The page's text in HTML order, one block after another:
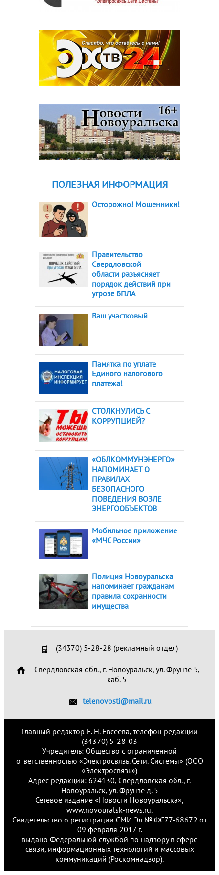
ПОЛЕЗНАЯ ИНФОРМАЦИЯ
Осторожно! Мошенники!
Правительство
Свердловской
области разъясняет
порядок действий при
угрозе БПЛА
Ваш участковый
Памятка по уплате
Единого налогового
платежа!
СТОЛКНУЛИСЬ С
КОРРУПЦИЕЙ?
«ОБЛКОММУНЭНЕРГО»
НАПОМИНАЕТ О
ПРАВИЛАХ
БЕЗОПАСНОГО
ПОВЕДЕНИЯ ВОЗЛЕ
ЭНЕРГООБЪЕКТОВ
Мобильное приложение
«МЧС России»
Полиция Новоуральска
напоминает гражданам
правила сохранности
имущества
(34370) 5-28-28 (рекламный отдел)
Свердловская обл., г. Новоуральск, ул. Фрунзе 5,
каб. 5
telenovosti@mail.ru
Главный редактор Е. Н. Евсеева, телефон редакции
(34370) 5-28-03
Учредитель: Общество с ограниченной
ответственностью «Электросвязь. Сети. Системы» (ООО
«Электросвязь»)
Адрес редакции: 624130, Свердловская обл., г.
Новоуральск, ул. Фрунзе д. 5
Сетевое издание «Новости Новоуральска»,
www.novouralsk-news.ru.
Свидетельство о регистрации СМИ Эл № ФС77-68672 от
09 февраля 2017 г.
выдано Федеральной службой по надзору в сфере
связи, информационных технологий и массовых
коммуникаций (Роскомнадзор).